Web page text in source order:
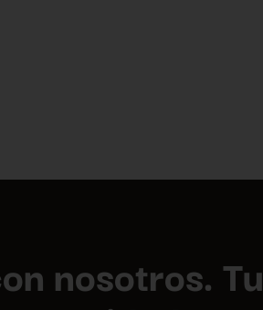
nosotros. Tu